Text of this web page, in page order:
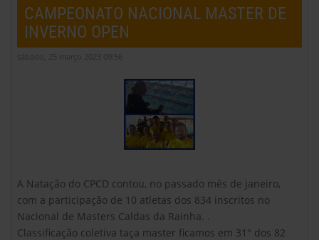
CAMPEONATO NACIONAL MASTER DE
INVERNO OPEN
sábado, 25 março 2023 09:56
A Natação do CPCD contou, no passado mês de janeiro,
com a participação de 10 atletas dos 834 inscritos no
Nacional de Masters Caldas da Rainha. .
Classificação coletiva taça master ficamos em 31° dos 82